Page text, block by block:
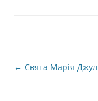
Навігація
← Свята Марія